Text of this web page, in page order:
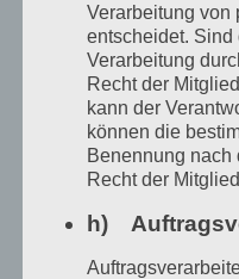
Verarbeitung von
entscheidet. Sind
Verarbeitung
Recht der
kann der
können die
Benennung nach
Recht der
h)